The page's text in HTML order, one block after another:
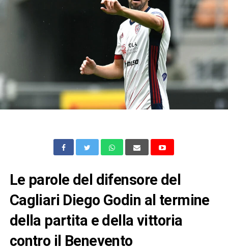
Le parole del difensore del
Cagliari Diego Godin al termine
della partita e della vittoria
contro il Benevento